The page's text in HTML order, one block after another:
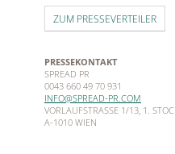
ZUM PRESSEVERTEILER
PRESSEKONTAKT
SPREAD PR
0043 660 49 70 931
INFO@SPREAD-PR.COM
VORLAUFSTRASSE 1/13, 1. STOCK
A-1010 WIEN